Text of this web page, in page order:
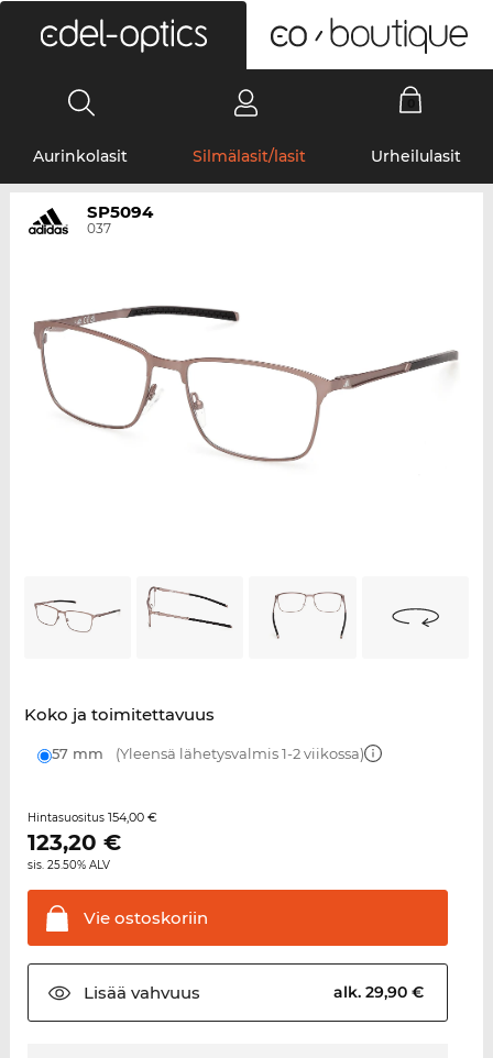
Aurinkolasit Silmälasit/lasit Urheilulasit
SP5094
037
Koko ja toimitettavuus
57 mm (Yleensä lähetysvalmis 1-2 viikossa)
Hintasuositus 154,00 €
123,20 €
sis. 25.50% ALV
Vieostoskoriin
Lisää vahvuus alk. 29,90 €